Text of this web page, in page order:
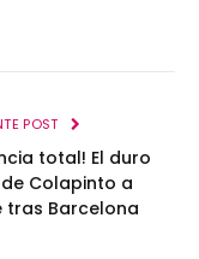
POST
total! El duro
Colapinto a
tras Barcelona